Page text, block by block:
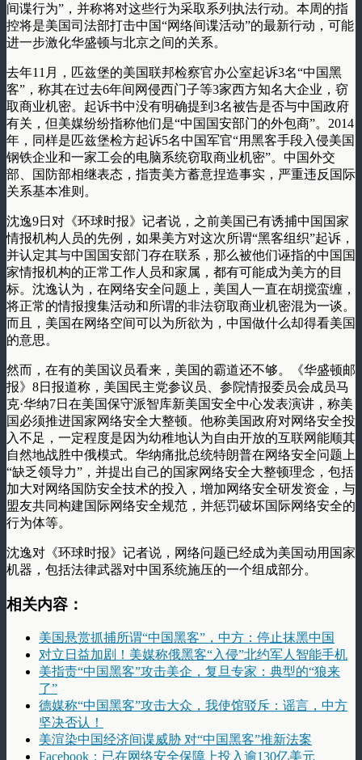
间谍行为”，并称将对这些行为采取系列执法行动。本周的指
控将是美国司法部打击中国“网络间谍活动”的最新行动，可能
进一步激化华盛顿与北京之间的关系。
去年11月，匹兹堡的美国联邦检察官办公室起诉3名“中国黑
客”，称其在过去6年间网侵西门子等3家西方知名大企业，窃
取商业机密。起诉书中没有明确提到3名被告是否与中国政府
有关，但美媒纷纷指称他们是“中国国安部门的外包商”。2014
年，同样是匹兹堡检方起诉5名中国军官“用黑客手段入侵美国
钢铁企业和一家工会的电脑系统窃取商业机密”。中国外交
部、国防部相继表态，指责美方蓄意捏造事实，严重违反国际
关系基本准则。
沈逸9日对《环球时报》记者说，之前美国已有诱捕中国国家
情报机构人员的先例，如果美方对这次所谓“黑客组织”起诉，
并认定其与中国国安部门存在联系，那么被他们诬指的中国国
家情报机构的正常工作人员和家属，都有可能成为美方的目
标。沈逸认为，在网络安全问题上，美国人一直在胡搅蛮缠，
将正常的情报搜集活动和所谓的非法窃取商业机密混为一谈。
而且，美国在网络空间可以为所欲为，中国做什么却得看美国
的意思。
然而，在有的美国议员看来，美国的霸道还不够。《华盛顿邮
报》8日报道称，美国民主党参议员、参院情报委员会成员马
克·华纳7日在美国保守派智库新美国安全中心发表演讲，称美
国必须推进国家网络安全大整顿。他称美国政府对网络安全投
入不足，一定程度是因为幼稚地认为自由开放的互联网能顺其
自然地战胜中俄模式。华纳痛批总统特朗普在网络安全问题上
“缺乏领导力”，并提出自己的国家网络安全大整顿理念，包括
加大对网络国防安全技术的投入，增加网络安全研发资金，与
盟友共同构建国际网络安全规范，并惩罚破坏国际网络安全的
行为体等。
沈逸对《环球时报》记者说，网络问题已经成为美国动用国家
机器，包括法律武器对中国系统施压的一个组成部分。
相关内容：
美国悬赏抓捕所谓“中国黑客”，中方：停止抹黑中国
对立日益加剧！美媒称俄黑客“入侵”北约军人智能手机
美指责“中国黑客”攻击美企，复旦专家：典型的“狼来
了”
德媒称“中国黑客”攻击大众，我使馆驳斥：谣言，中方
坚决否认！
美渲染中国经济间谍威胁 对“中国黑客”推新法案
Facebook：已在网络安全保障上投入逾130亿美元